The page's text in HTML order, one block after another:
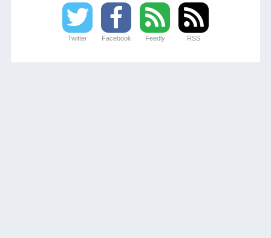
Twitter Facebook Feedly RSS